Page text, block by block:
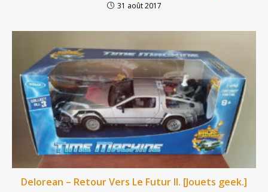
31 août 2017
Delorean – Retour Vers Le Futur II. [Jouets geek.]